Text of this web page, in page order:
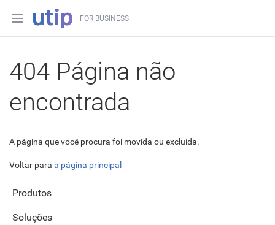
FOR BUSINESS
404 Página não
encontrada
A página que você procura foi movida ou excluída.
Voltar para a página principal
Produtos
Soluções